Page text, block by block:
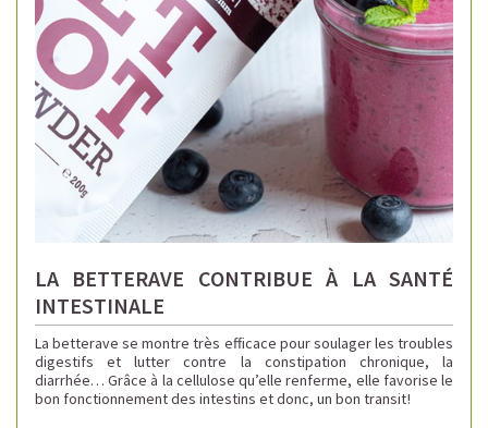
LA BETTERAVE CONTRIBUE À LA SANTÉ
INTESTINALE
La betterave se montre très efficace pour soulager les troubles
digestifs et lutter contre la constipation chronique, la
diarrhée… Grâce à la cellulose qu’elle renferme, elle favorise le
bon fonctionnement des intestins et donc, un bon transit !